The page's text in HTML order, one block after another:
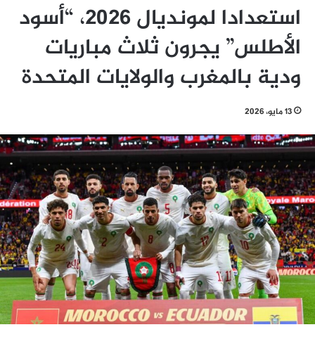
استعدادا لمونديال 2026، “أسود
الأطلس” يجرون ثلاث مباريات
ودية بالمغرب والولايات المتحدة
13 مايو، 2026